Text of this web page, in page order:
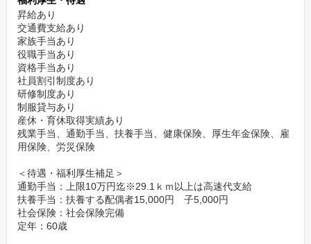
昇給あり
交通費支給あり
家族手当あり
役職手当あり
資格手当あり
社員割引制度あり
研修制度あり
制服貸与あり
産休・育休取得実績あり
残業手当、通勤手当、扶養手当、健康保険、厚生年金保険、雇
用保険、労災保険
＜待遇・福利厚生補足＞
通勤手当：上限10万円迄※29.1ｋｍ以上は高速代支給
扶養手当：扶養する配偶者15,000円 子5,000円
社会保険：社会保険完備
定年：60歳